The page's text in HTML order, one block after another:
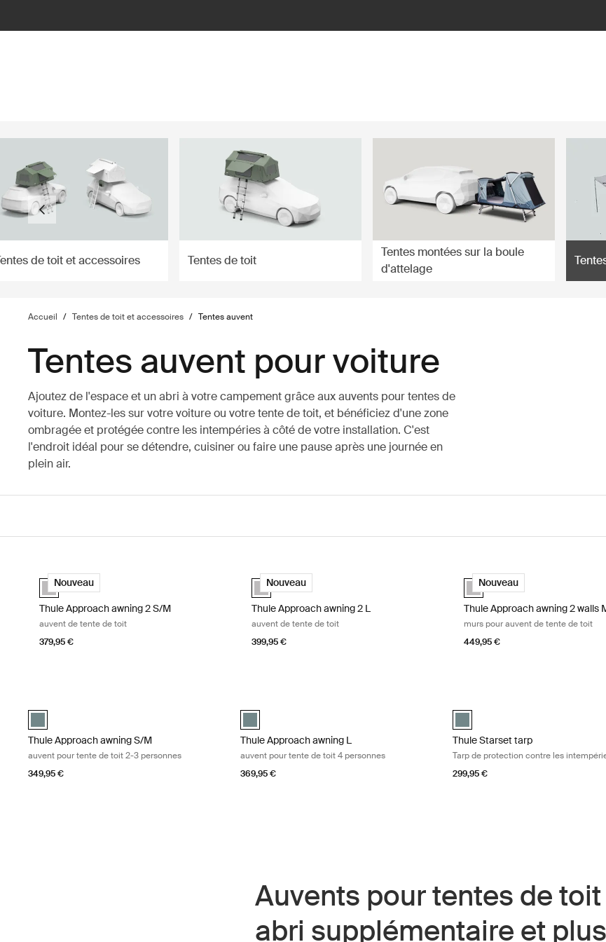
de toit et accessoires Tentes de toit
Tentes montées sur la boule
d'attelage
Accueil / Tentes de toit et accessoires / Tentes auvent
Tentes auvent pour voiture
Ajoutez de l'espace et un abri à votre campement grâce aux auvents pour tentes de
voiture. Montez-les sur votre voiture ou votre tente de toit, et bénéficiez d'une zone
ombragée et protégée contre les intempéries à côté de votre installation. C'est
l'endroit idéal pour se détendre, cuisiner ou faire une pause après une journée en
plein air.
Thule Approach awning 2 S/M auvent de tente de toit Ashland grey
Nouveau
Ashland grey (selected)
Thule Approach awning 2 S/M
auvent de tente de toit
379,95 €
Thule Approach awning 2 L auvent de tente de toit Ashland grey
Nouveau
Ashland grey (selected)
Thule Approach awning 2 L
auvent de tente de toit
399,95 €
Thule Approach awning 2
Nouveau
Ashland grey (selected)
Thule Approach awning 2 walls
murs pour auvent de tente de toit
449,95 €
Mid blue swatch (selected)
Thule Approach awning S/M
auvent pour tente de toit 2-3 personnes
349,95 €
Mid blue swatch (selected)
Thule Approach awning L
auvent pour tente de toit 4 personnes
369,95 €
Thule Starset tarp Bleu moyen
Thule Starset tarp
Tarp de protection contre les
299,95 €
Auvents pour tentes de toit
abri supplémentaire et